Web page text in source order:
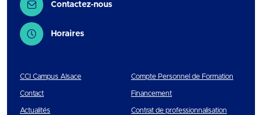
Contactez-nous
Horaires
CCI Campus Alsace
Contact
Actualités
Compte Personnel de Formation
Financement
Contrat de professionnalisation